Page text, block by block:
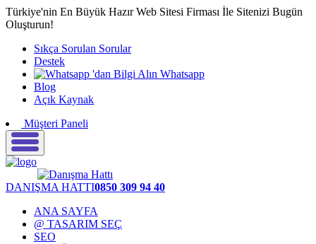
Türkiye'nin En Büyük Hazır Web Sitesi Firması İle Sitenizi Bugün
Oluşturun!
Sıkça Sorulan Sorular
Destek
Whatsapp
Blog
Açık Kaynak
Müşteri Paneli
DANIŞMA HATTI0850 309 94 40
ANA SAYFA
@ TASARIM SEÇ
SEO